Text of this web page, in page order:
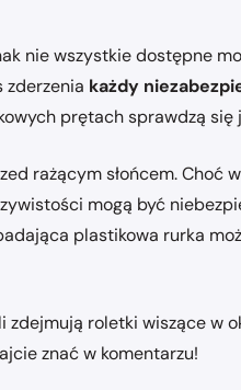
nie wszystkie dostępne
zderzenia każdy
prętach sprawdzą
rażącym słońcem. Choć
mogą być
plastikowa rurka
roletki wiszące w
znać w komentarzu!